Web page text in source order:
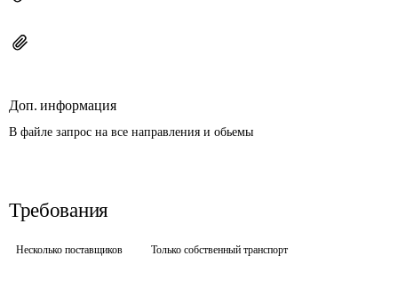
Доп. информация
В файле запрос на все направления и обьемы
Требования
Несколько поставщиков Только собственный транспорт